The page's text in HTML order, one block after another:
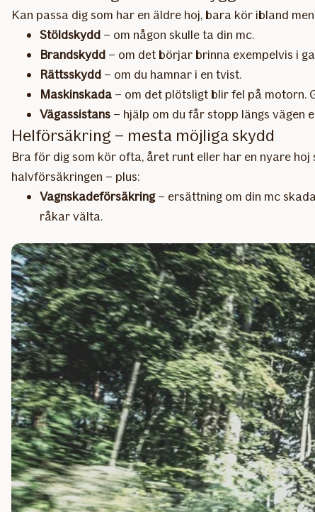
Kan passa dig som har en äldre hoj, bara kör ibland
Stöldskydd – om någon skulle ta din mc.
Brandskydd – om det börjar brinna exempelvis i
Rättsskydd – om du hamnar i en tvist.
Maskinskada – om det plötsligt blir fel på motorn.
Vägassistans – hjälp om du får stopp längs vägen
Helförsäkring – mesta möjliga skydd
Bra för dig som kör ofta, året runt eller har en nyare
halvförsäkringen – plus:
Vagnskadeförsäkring– ersättning om din mc
råkar välta.